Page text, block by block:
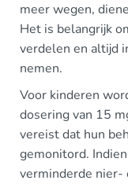
meer wegen,
Het is belangrijk
verdelen en altijd
nemen.
Voor kinderen
dosering van 15
vereist dat hun
gemonitord.
verminderde nier-